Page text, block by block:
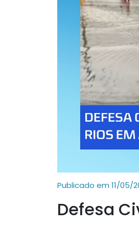
Publicado em 11/05/
Defesa